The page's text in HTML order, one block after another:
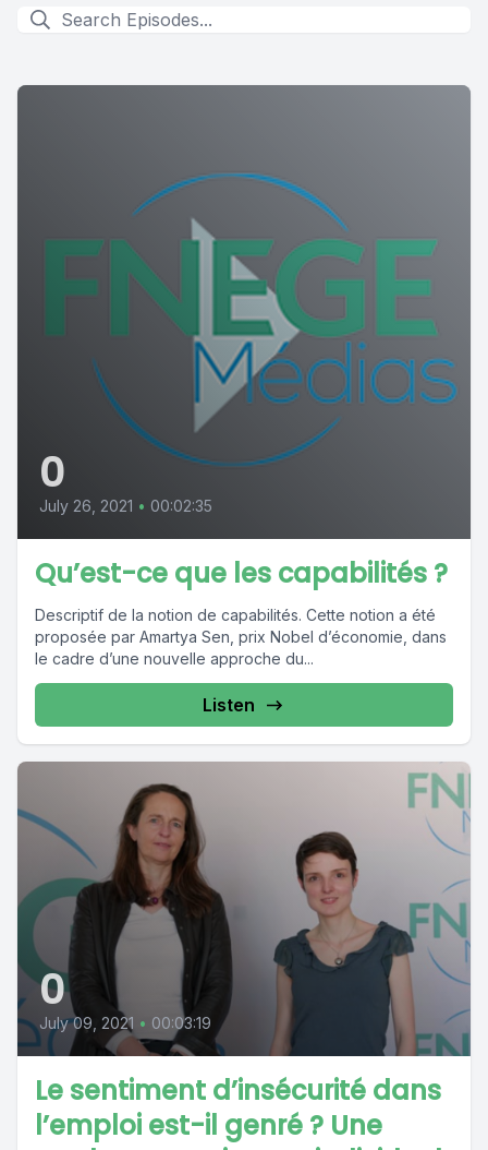
0
July 26, 2021 • 00:02:35
Qu’est-ce que les capabilités ?
Descriptif de la notion de capabilités. Cette notion a été
proposée par Amartya Sen, prix Nobel d’économie, dans
le cadre d’une nouvelle approche du...
Listen
0
July 09, 2021 • 00:03:19
Le sentiment d’insécurité dans
l’emploi est-il genré ? Une